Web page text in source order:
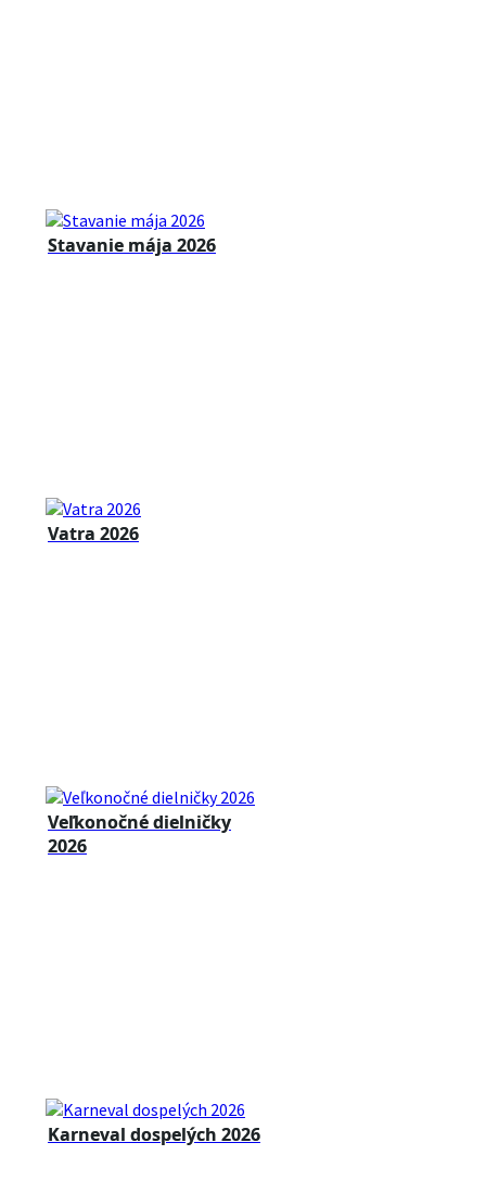
Stavanie mája 2026
Vatra 2026
Veľkonočné dielničky
2026
Karneval dospelých 2026